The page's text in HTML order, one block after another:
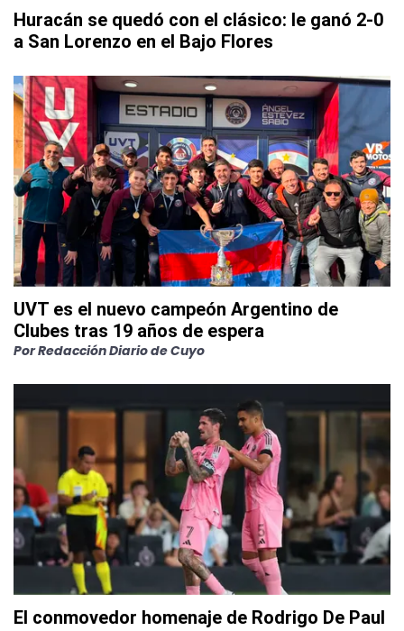
Huracán se quedó con el clásico: le ganó 2-0
a San Lorenzo en el Bajo Flores
UVT es el nuevo campeón Argentino de
Clubes tras 19 años de espera
PorRedacción Diario de Cuyo
El conmovedor homenaje de Rodrigo De Paul